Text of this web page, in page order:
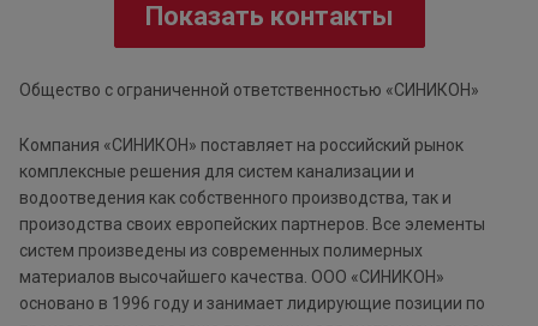
Показать контакты
Общество с ограниченной ответственностью «СИНИКОН»
Компания «СИНИКОН» поставляет на российский рынок
комплексные решения для систем канализации и
водоотведения как собственного производства, так и
произодства своих европейских партнеров. Все элементы
систем произведены из современных полимерных
материалов высочайшего качества. ООО «СИНИКОН»
основано в 1996 году и занимает лидирующие позиции по